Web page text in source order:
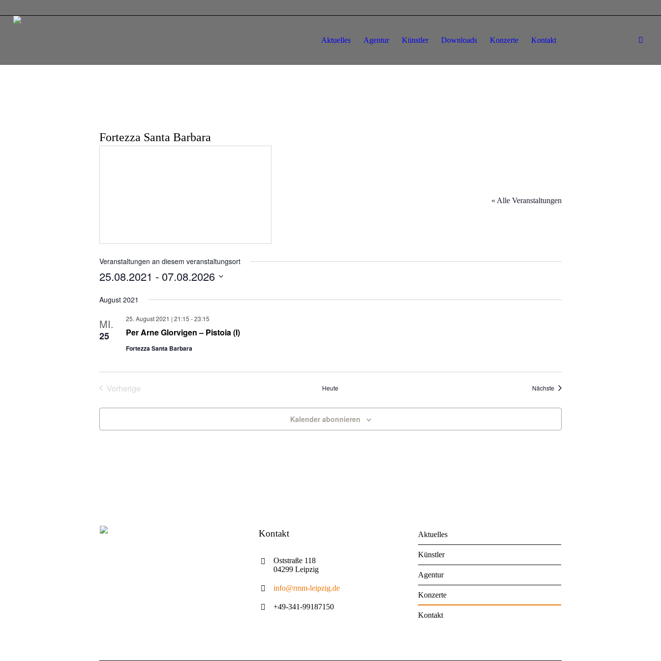
Aktuelles Agentur Künstler Downloads Konzerte Kontakt
Fortezza Santa Barbara
« Alle Veranstaltungen
Veranstaltungen an diesem veranstaltungsort
25.08.2021 - 07.08.2026
wählen.
August 2021
MI.
25 Per Arne Glorvigen – Pistoia (I)
25. August 2021 | 21:15 -23:15
Fortezza Santa Barbara
Vorherige Heute NächsteVeranstaltungen
Kalender abonnieren
Kontakt
Oststraße 118
04299 Leipzig
info@rmm-leipzig.de
+49-341-99187150
Aktuelles
Künstler
Agentur
Konzerte
Kontakt